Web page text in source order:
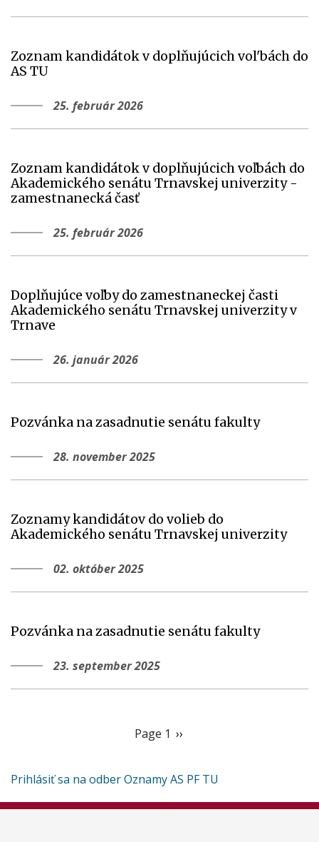
Zoznam kandidátok v doplňujúcich vol'bách do
AS TU
25. február 2026
Zoznam kandidátok v doplňujúcich voľbách do
Akademického senátu Trnavskej univerzity -
zamestnanecká časť
25. február 2026
Doplňujúce voľby do zamestnaneckej časti
Akademického senátu Trnavskej univerzity v
Trnave
26. január 2026
Pozvánka na zasadnutie senátu fakulty
28. november 2025
Zoznamy kandidátov do volieb do
Akademického senátu Trnavskej univerzity
02. október 2025
Pozvánka na zasadnutie senátu fakulty
23. september 2025
Page 1 Ďalšia
››
Prihlásiť sa na odber Oznamy AS PF TU